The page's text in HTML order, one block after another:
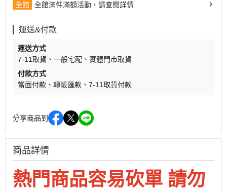
全館 全館滿件滿額活動，請查閱詳情
運送&付款
運送方式
7-11取貨
一般宅配
實體門市取貨
付款方式
當面付款
轉帳匯款 7-11取貨付款
分享商品到
商品詳情
熱門商品容易砍單 請勿